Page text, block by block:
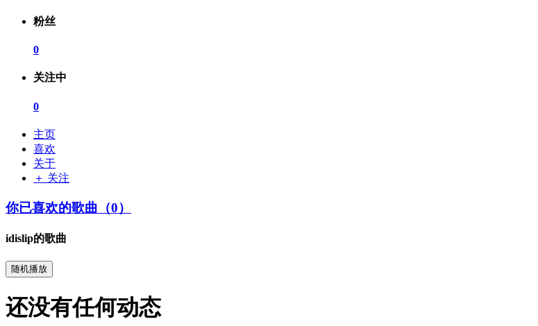
粉丝
0
关注中
0
主页
喜欢
关于
＋ 关注
你已喜欢的歌曲（0）
idislip的歌曲
随机播放
还没有任何动态